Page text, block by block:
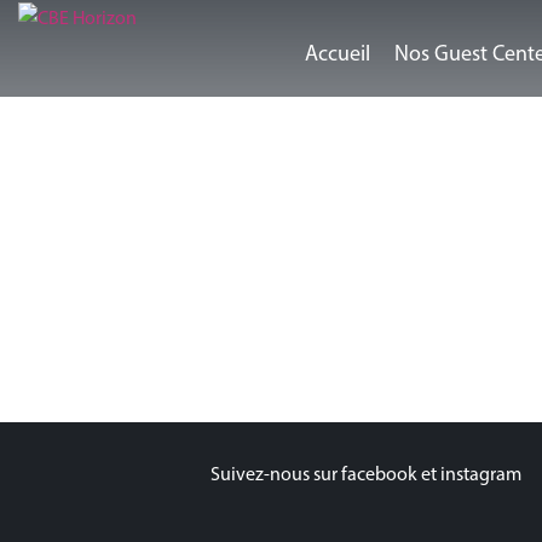
Accueil Nos Guest
Suivez-nous sur facebook et instagram